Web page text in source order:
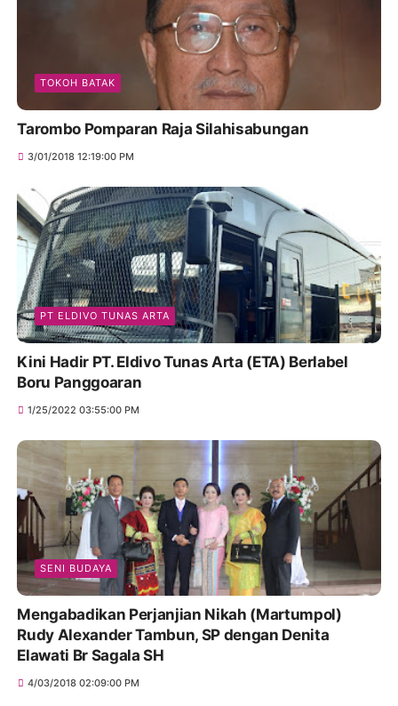
TOKOH BATAK
Tarombo Pomparan Raja Silahisabungan
3/01/2018 12:19:00 PM
PT ELDIVO TUNAS ARTA
Kini Hadir PT. Eldivo Tunas Arta (ETA) Berlabel
Boru Panggoaran
1/25/2022 03:55:00 PM
SENI BUDAYA
Mengabadikan Perjanjian Nikah (Martumpol)
Rudy Alexander Tambun, SP dengan Denita
Elawati Br Sagala SH
4/03/2018 02:09:00 PM